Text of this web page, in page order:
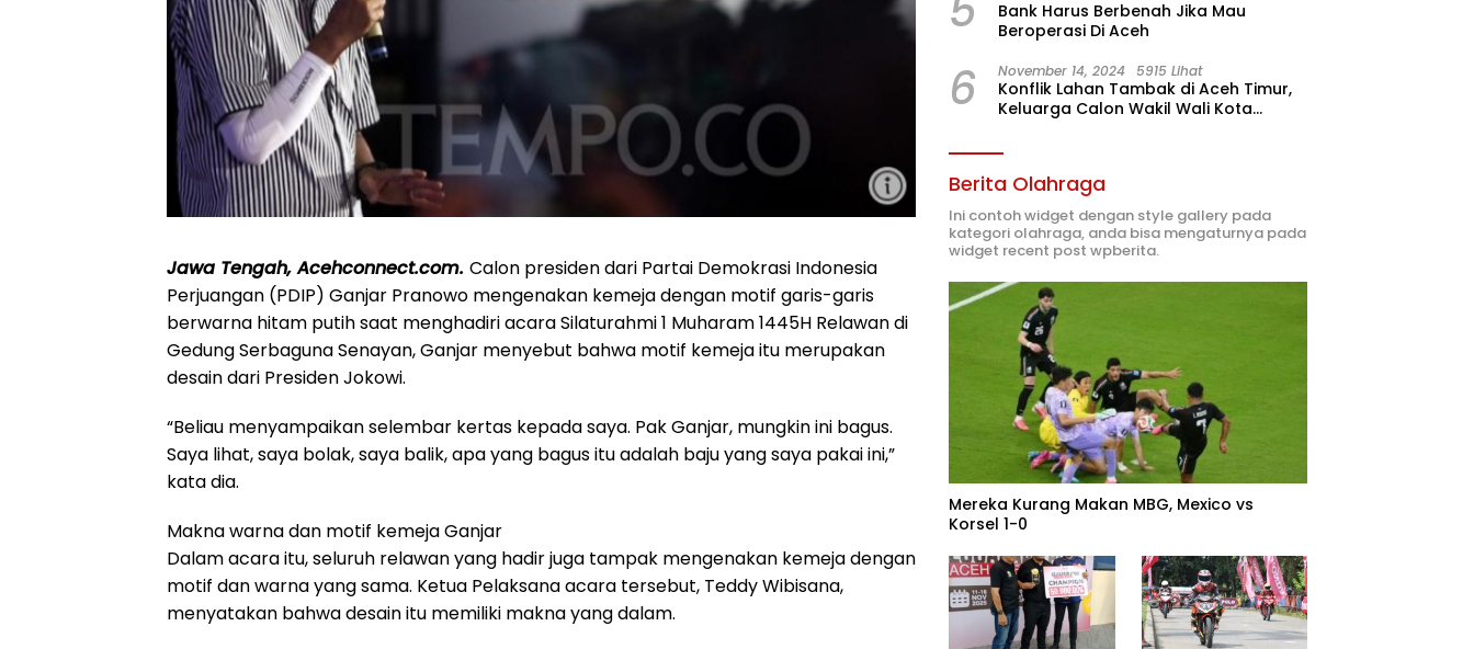
Jawa Tengah, Acehconnect.com. Calon presiden dari Partai Demokrasi Indonesia
Perjuangan (PDIP) Ganjar Pranowo mengenakan kemeja dengan motif garis-garis
berwarna hitam putih saat menghadiri acara Silaturahmi 1 Muharam 1445H Relawan di
Gedung Serbaguna Senayan, Ganjar menyebut bahwa motif kemeja itu merupakan
desain dari Presiden Jokowi.
“Beliau menyampaikan selembar kertas kepada saya. Pak Ganjar, mungkin ini bagus.
Saya lihat, saya bolak, saya balik, apa yang bagus itu adalah baju yang saya pakai ini,”
kata dia.
Makna warna dan motif kemeja Ganjar
Dalam acara itu, seluruh relawan yang hadir juga tampak mengenakan kemeja dengan
motif dan warna yang sama. Ketua Pelaksana acara tersebut, Teddy Wibisana,
menyatakan bahwa desain itu memiliki makna yang dalam.
Bank Harus Berbenah Jika Mau
Beroperasi Di Aceh
6 November 14, 2024 5915 Lihat
Konflik Lahan Tambak di Aceh Timur,
Keluarga Calon Wakil Wali Kota
Berita Olahraga
Ini contoh widget dengan style gallery pada
kategori olahraga, anda bisa mengaturnya pada
widget recent post wpberita.
Mereka Kurang Makan MBG, Mexico vs
Korsel 1-0